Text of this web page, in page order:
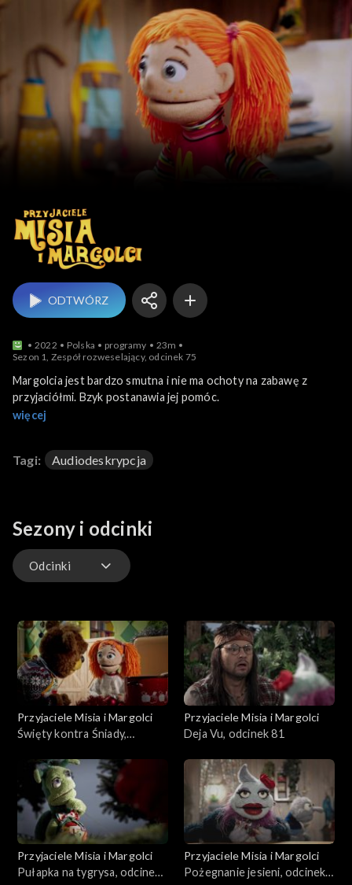
Przyjaciele Misia i
ODTWÓRZ
2022 Polska programy
23m
Sezon 1, Zespół rozweselający, odcinek 75
Margolcia jest bardzo smutna i nie ma ochoty na zabawę z
przyjaciółmi. Bzyk postanawia jej pomóc.
więcej
Tagi: Audiodeskrypcja
Sezony i odcinki
Odcinki
Przyjaciele Misia i Margolci
Święty kontra Śniady,
Przyjaciele Misia i Margolci
Deja Vu, odcinek 81
Przyjaciele Misia i Margolci
Pułapka na tygrysa, odcinek
Przyjaciele Misia i Margolci
Pożegnanie jesieni, odcinek